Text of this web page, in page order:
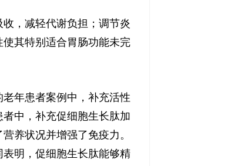
，减轻代谢负担；调节炎
其特别适合胃肠功能未完
年患者案例中，补充活性
中，补充促细胞生长肽加
养状况并增强了免疫力。
明，促细胞生长肽能够精